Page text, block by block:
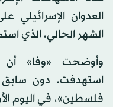
العدوان
الشهر الحالي، الذي استمر
وأوضحت «وفا» أن
استهدفت، دون
فلسطين»، في اليوم